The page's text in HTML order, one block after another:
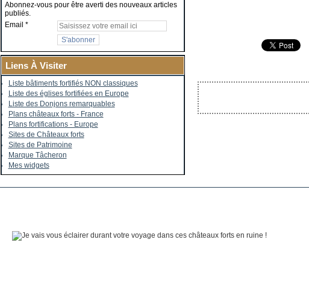
Abonnez-vous pour être averti des nouveaux articles
publiés.
Email
Liens À Visiter
Liste bâtiments fortifiés NON classiques
Liste des églises fortifiées en Europe
Liste des Donjons remarquables
Plans châteaux forts - France
Plans fortifications - Europe
Sites de Châteaux forts
Sites de Patrimoine
Marque Tâcheron
Mes widgets